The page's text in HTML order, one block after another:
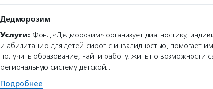
Дедморозим
Услуги: Фонд «Дедморозим» организует диагностику,
и абилитацию для детей-сирот с инвалидностью, помогает
получить образование, найти работу, жить по возможности
региональную систему детской…
Подробнее